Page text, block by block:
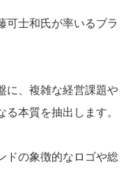
可士和氏が率いるブラ
に、複雑な経営課題や
本質を抽出します。
ドの象徴的なロゴや総